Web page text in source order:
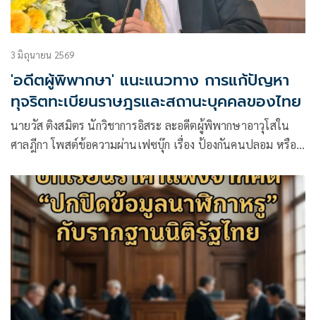
3 มิถุนายน 2569
'อดีตผู้พิพากษา' แนะแนวทาง การแก้ปัญหา
ทุจริตทะเบียนราษฎรและสถานะบุคคลของไทย
นายวัส ติงสมิตร นักวิชาการอิสระ ละอดีตผู้พิพากษาอาวุโสใน
ศาลฎีกา โพสต์ข้อความผ่านเฟซบุ๊ก เรื่อง ป้องกันคนปลอม หรือ
ทะเบียนราษฎรและสถานะบุคคล มีเนื้อหาดังนี้